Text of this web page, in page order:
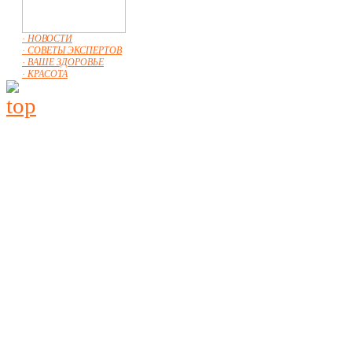
· НОВОСТИ
· СОВЕТЫ ЭКСПЕРТОВ
· ВАШЕ ЗДОРОВЬЕ
· КРАСОТА